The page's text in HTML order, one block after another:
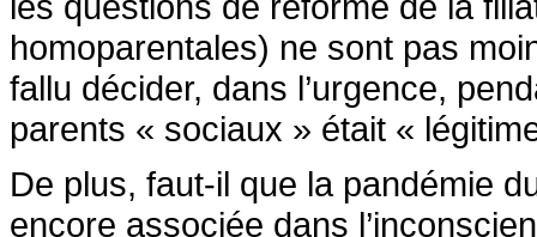
homoparentales) ne sont pas
fallu décider, dans l’urgence,
parents « sociaux » était «
De plus, faut-il que la pandémie
encore associée dans